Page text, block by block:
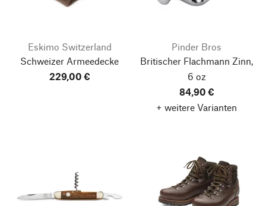
Eskimo Switzerland
Schweizer Armeedecke
229,00 €
Pinder Bros
Britischer Flachmann Zinn,
6 oz
84,90 €
+ weitere Varianten